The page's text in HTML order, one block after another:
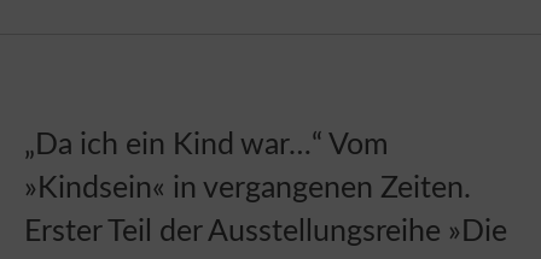
„Da ich ein Kind war…“ Vom
»Kindsein« in vergangenen Zeiten.
Erster Teil der Ausstellungsreihe »Die